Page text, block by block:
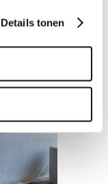
Details tonen